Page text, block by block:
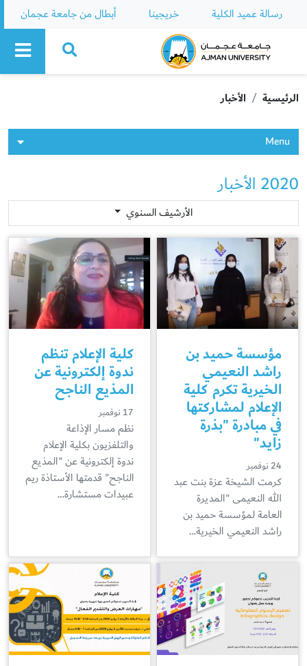
رسالة عميد الكلية خريجينا أبطال من جامعة عجمان
Ajman University
الرئيسية الأخبار
Menu
2020 الأخبار
الأرشيف السنوي
مؤسسة حميد بن
راشد النعيمي
الخيرية تكرم كلية
الإعلام لمشاركتها
في مبادرة "بذرة
زايد"
24 نوفمبر
كرمت الشيخة عزة بنت عبد
الله النعيمى "المديرة
العامة لمؤسسة حميد بن
راشد النعيمي الخيرية…
كلية الإعلام تنظم
ندوة إلكترونية عن
المذيع الناجح
17 نوفمبر
نظم مسار الإذاعة
والتلفزيون بكلية الإعلام
ندوة إلكترونية عن "المذيع
الناجح" قدمتها الأستاذة ريم
عبيدات مستشارة…